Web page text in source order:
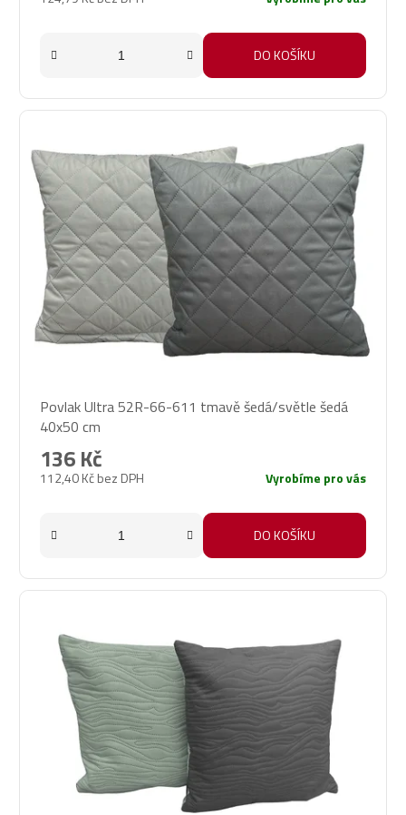
DO KOŠÍKU
Povlak Ultra 52R-66-611 tmavě šedá/světle šedá
40x50 cm
112,40 Kč bez DPH
136 Kč
Vyrobíme pro vás
DO KOŠÍKU